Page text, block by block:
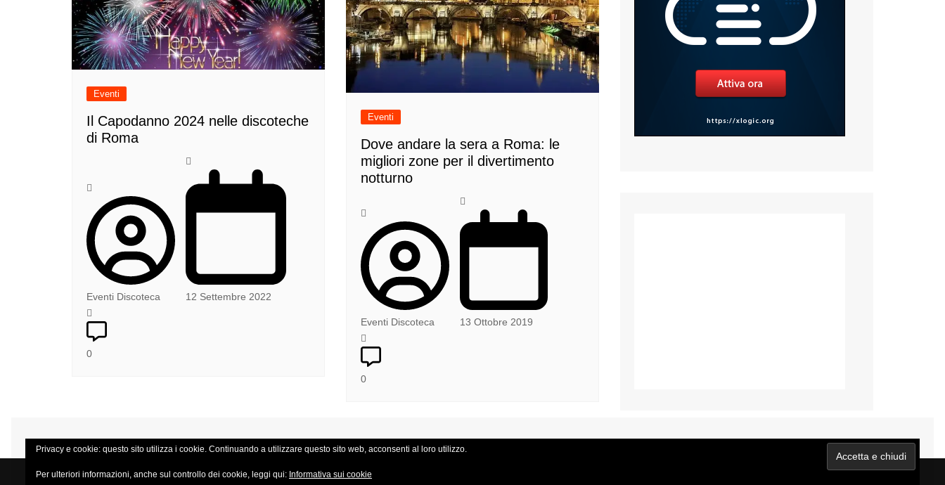
Eventi
Il Capodanno 2024 nelle discoteche
di Roma
Eventi Discoteca 12 Settembre 2022
0
Eventi
Dove andare la sera a Roma: le
migliori zone per il divertimento
notturno
Eventi Discoteca 13 Ottobre 2019
0
Privacy e cookie: questo sito utilizza i cookie. Continuando a utilizzare questo sito web, acconsenti al loro utilizzo.
Per ulteriori informazioni, anche sul controllo dei cookie, leggi qui: Informativa sui cookie